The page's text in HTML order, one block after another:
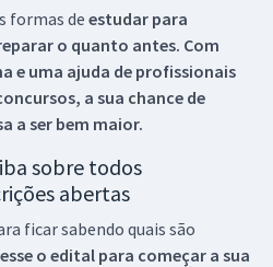
formas de estudar para
o quanto antes. Com
e uma ajuda de profissionais
a sua chance de
a ser bem maior.
sobre todos
abertas
ficar sabendo quais são
o edital para começar a sua